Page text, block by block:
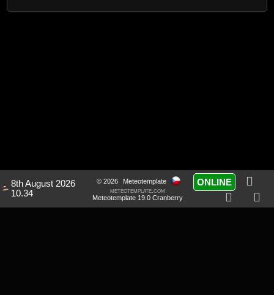
8th August 2026
10.34
© 2026
Meteotemplate
meteotemplate.com
Meteotemplate 19.0 Cranberry
ONLINE